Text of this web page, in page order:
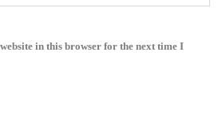
in this browser for the next time I